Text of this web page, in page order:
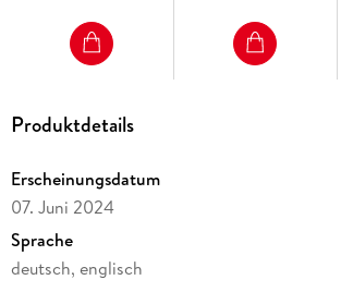
Produktdetails
Erscheinungsdatum
07. Juni 2024
Sprache
deutsch, englisch